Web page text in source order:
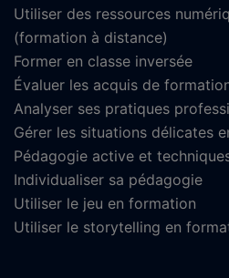
Utiliser des ressources
(formation à distance)
Former en classe inversée
Évaluer les acquis de
Analyser ses pratiques
Gérer les situations délicates
Pédagogie active et
Individualiser sa pédagogie
Utiliser le jeu en formation
Utiliser le storytelling en